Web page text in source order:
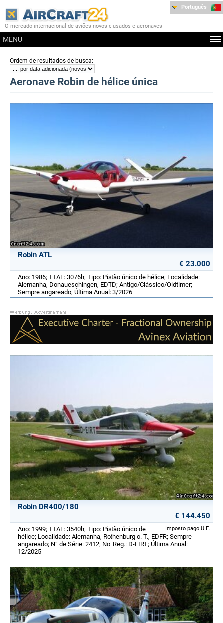
O mercado internacional de aviões novos e usados e aeronaves
MENU
Português
Ordem de resultados de busca:
Aeronave Robin de hélice única
Robin ATL
€ 23.000
Ano: 1986; TTAF: 3076h; Tipo: Pistão único de hélice; Localidade:
Alemanha, Donaueschingen, EDTD; Antigo/Clássico/Oldtimer;
Sempre angareado; Última Anual: 3/2026
Robin DR400/180
€ 144.450
Imposto pago U.E.
Ano: 1999; TTAF: 3540h; Tipo: Pistão único de
hélice; Localidade: Alemanha, Rothenburg o. T., EDFR; Sempre
angareado; N° de Série: 2412; No. Reg.: D-EIRT; Última Anual:
12/2025